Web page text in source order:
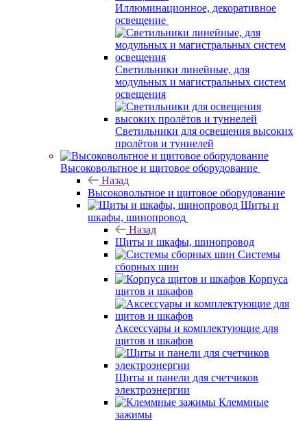
Иллюминационное, декоративное
освещение
Светильники линейные, для
модульных и магистральных систем
освещения
Светильники для освещения высоких
пролётов и туннелей
Высоковольтное и щитовое оборудование
Назад
Высоковольтное и щитовое оборудование
Щиты и
шкафы, шинопровод
Назад
Щиты и шкафы, шинопровод
Системы
сборных шин
Корпуса
щитов и шкафов
Аксессуары и комплектующие для
щитов и шкафов
Щиты и панели для счетчиков
электроэнергии
Клеммные
зажимы